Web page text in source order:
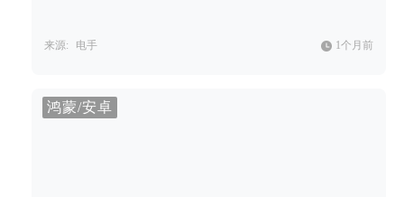
来源: 电手 1个月前
鸿蒙/安卓